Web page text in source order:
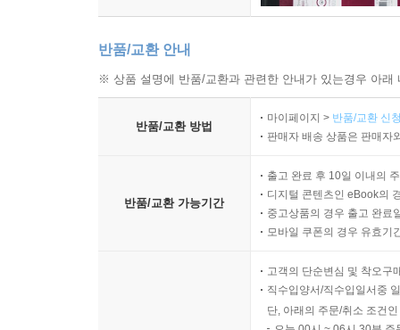
반품/교환 안내
※ 상품 설명에 반품/교환과 관련한 안내가 있는경우 아
반품/교환 방법
마이페이지 > 반품/교환 신
판매자 배송 상품은 판매자
반품/교환 가능기간
출고 완료 후 10일 이내의
디지털 콘텐츠인 eBook의
중고상품의 경우 출고 완료
모바일 쿠폰의 경우 유효기
고객의 단순변심 및 착오구
직수입양서/직수입일서중
단, 아래의 주문/취소 조건